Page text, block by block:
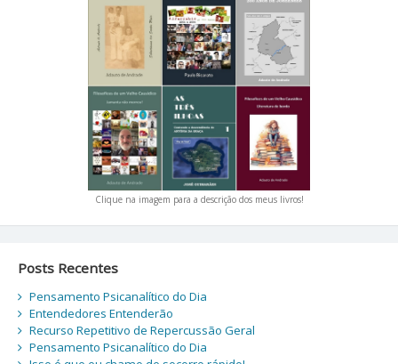
Clique na imagem para a descrição dos meus livros!
Posts Recentes
Pensamento Psicanalítico do Dia
Entendedores Entenderão
Recurso Repetitivo de Repercussão Geral
Pensamento Psicanalítico do Dia